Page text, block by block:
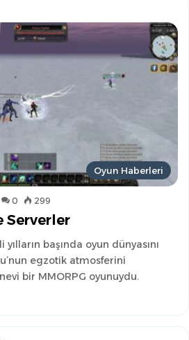
Oyun Haberleri
0 299
Serverler
başında oyun dünyasını
egzotik atmosferini
bir MMORPG oyunuydu.